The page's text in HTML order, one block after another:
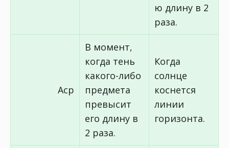
ю длину в 2
раза.
Аср
В момент,
когда тень
какого-либо
предмета
превысит
его длину в
2 раза.
Когда
солнце
коснется
линии
горизонта.